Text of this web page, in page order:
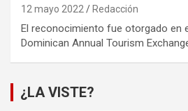
12 mayo 2022 Redacción
El reconocimiento fue otorgado en
Dominican Annual Tourism
¿LA VISTE?